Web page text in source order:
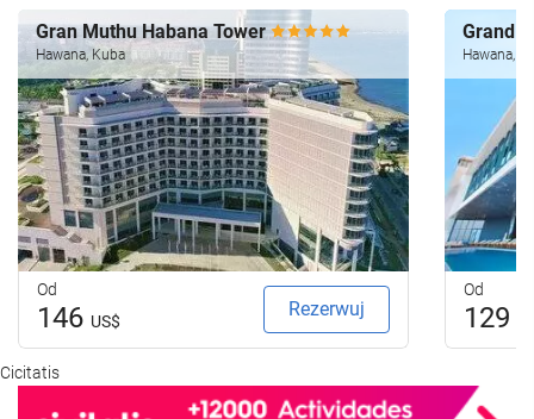
Gran Muthu Habana Tower
Hawana, Kuba
Od
146 US$
Rezerwuj
Grand
Hawana,
Od
129
Cicitatis